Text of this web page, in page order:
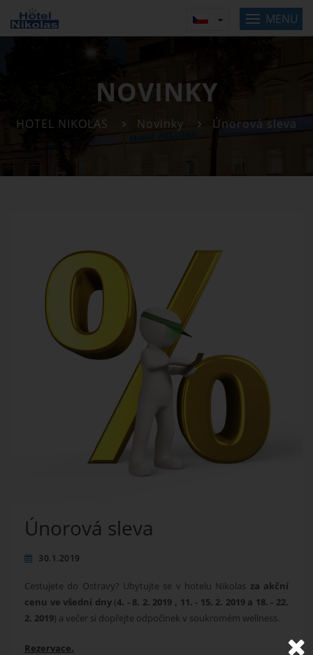
MENU
NOVINKY
HOTEL NIKOLAS Novinky Únorová sleva
Únorová sleva
30.1.2019
Cestujete do Ostravy? Ubytujte se v hotelu Nikolas za akční
cenu ve všední dny(4. - 8. 2. 2019 , 11. - 15. 2. 2019 a 18. - 22.
2. 2019) a večer si dopřejte odpočinek v soukromém wellness.
Rezervace.